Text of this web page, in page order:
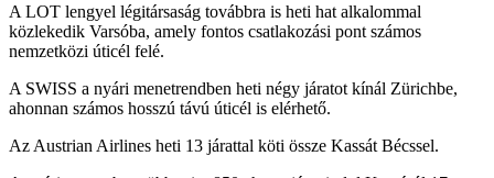
A LOT lengyel légitársaság továbbra is heti hat alkalommal
közlekedik Varsóba, amely fontos csatlakozási pont számos
nemzetközi úticél felé.
A SWISS a nyári menetrendben heti négy járatot kínál Zürichbe,
ahonnan számos hosszú távú úticél is elérhető.
Az Austrian Airlines heti 13 járattal köti össze Kassát Bécssel.